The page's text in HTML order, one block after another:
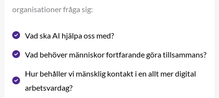
organisationer fråga sig:
Vad ska AI hjälpa oss med?
Vad behöver människor fortfarande göra tillsammans?
Hur behåller vi mänsklig kontakt i en allt mer digital
arbetsvardag?